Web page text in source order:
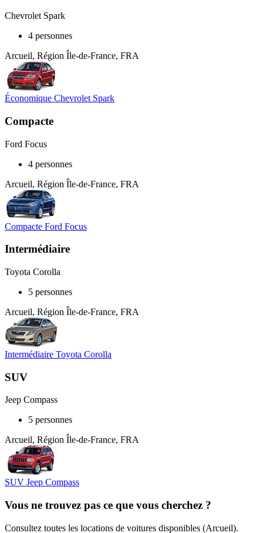
Chevrolet Spark
4 personnes
Arcueil, Région Île-de-France, FRA
Économique Chevrolet Spark
Compacte
Ford Focus
4 personnes
Arcueil, Région Île-de-France, FRA
Compacte Ford Focus
Intermédiaire
Toyota Corolla
5 personnes
Arcueil, Région Île-de-France, FRA
Intermédiaire Toyota Corolla
SUV
Jeep Compass
5 personnes
Arcueil, Région Île-de-France, FRA
SUV Jeep Compass
Vous ne trouvez pas ce que vous cherchez ?
Consultez toutes les locations de voitures disponibles (Arcueil).